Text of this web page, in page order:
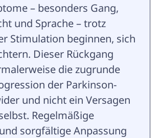
– besonders Gang,
und Sprache – trotz
Stimulation beginnen, sich
Dieser Rückgang
die zugrunde
der Parkinson-
und nicht ein Versagen
Regelmäßige
sorgfältige Anpassung